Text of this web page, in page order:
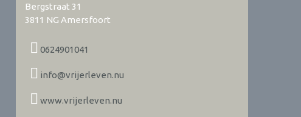
Bergstraat 31
3811 NG Amersfoort
0624901041
info@vrijerleven.nu
www.vrijerleven.nu